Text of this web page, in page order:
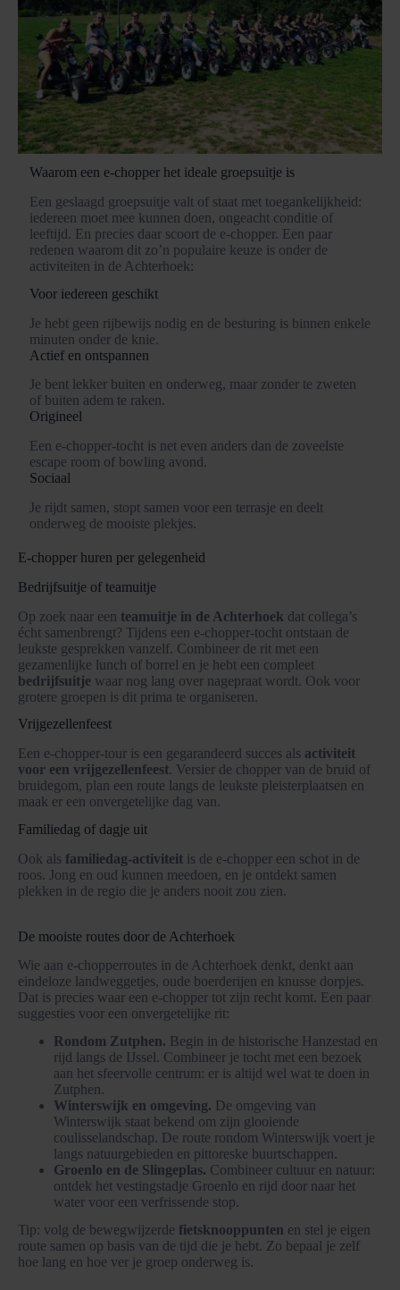
Waarom een e-chopper het ideale groepsuitje is
Een geslaagd groepsuitje valt of staat met toegankelijkheid:
iedereen moet mee kunnen doen, ongeacht conditie of
leeftijd. En precies daar scoort de e-chopper. Een paar
redenen waarom dit zo’n populaire keuze is onder de
activiteiten in de Achterhoek:
Voor iedereen geschikt
Je hebt geen rijbewijs nodig en de besturing is binnen enkele
minuten onder de knie.
Actief en ontspannen
Je bent lekker buiten en onderweg, maar zonder te zweten
of buiten adem te raken.
Origineel
Een e-chopper-tocht is net even anders dan de zoveelste
escape room of bowling avond.
Sociaal
Je rijdt samen, stopt samen voor een terrasje en deelt
onderweg de mooiste plekjes.
E-chopper huren per gelegenheid
Bedrijfsuitje of teamuitje
Op zoek naar een teamuitje in de Achterhoek dat collega’s
écht samenbrengt? Tijdens een e-chopper-tocht ontstaan de
leukste gesprekken vanzelf. Combineer de rit met een
gezamenlijke lunch of borrel en je hebt een compleet
bedrijfsuitje waar nog lang over nagepraat wordt. Ook voor
grotere groepen is dit prima te organiseren.
Vrijgezellenfeest
Een e-chopper-tour is een gegarandeerd succes als activiteit
voor een vrijgezellenfeest. Versier de chopper van de bruid of
bruidegom, plan een route langs de leukste pleisterplaatsen en
maak er een onvergetelijke dag van.
Familiedag of dagje uit
Ook als familiedag-activiteit is de e-chopper een schot in de
roos. Jong en oud kunnen meedoen, en je ontdekt samen
plekken in de regio die je anders nooit zou zien.
De mooiste routes door de Achterhoek
Wie aan e-chopperroutes in de Achterhoek denkt, denkt aan
eindeloze landweggetjes, oude boerderijen en knusse dorpjes.
Dat is precies waar een e-chopper tot zijn recht komt. Een paar
suggesties voor een onvergetelijke rit:
Rondom Zutphen. Begin in de historische Hanzestad en
rijd langs de IJssel. Combineer je tocht met een bezoek
aan het sfeervolle centrum: er is altijd wel wat te doen in
Zutphen.
Winterswijk en omgeving. De omgeving van
Winterswijk staat bekend om zijn glooiende
coulisselandschap. De route rondom Winterswijk voert je
langs natuurgebieden en pittoreske buurtschappen.
Groenlo en de Slingeplas. Combineer cultuur en natuur:
ontdek het vestingstadje Groenlo en rijd door naar het
water voor een verfrissende stop.
Tip: volg de bewegwijzerde fietsknooppunten en stel je eigen
route samen op basis van de tijd die je hebt. Zo bepaal je zelf
hoe lang en hoe ver je groep onderweg is.